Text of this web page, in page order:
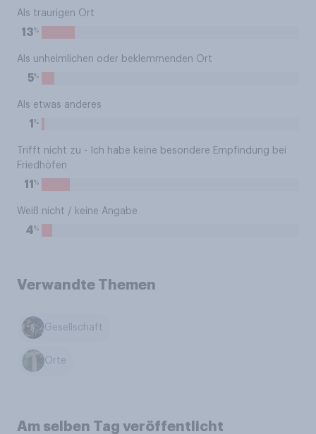
Als traurigen Ort
13%
Als unheimlichen oder beklemmenden Ort
5%
Als etwas anderes
1 %
Trifft nicht zu - Ich habe keine besondere Empfindung bei
Friedhöfen
11 %
Weiß nicht / keine Angabe
4%
Verwandte Themen
Gesellschaft
Orte
Am selben Tag veröffentlicht